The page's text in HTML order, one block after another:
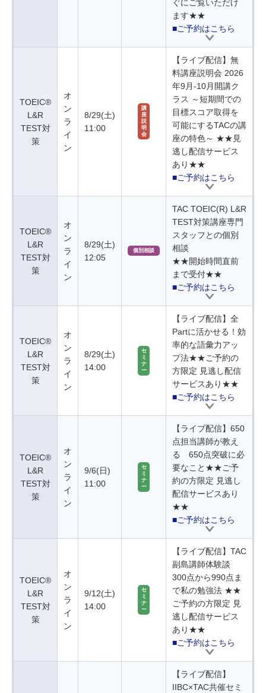
ぐにご覧いただけ
ます★★
■ご予約はこちら
TOEIC®
L&R
TEST対
策
オ
ン
ラ
イ
ン
8/29(土)
11:00
講
座
説
明
会
【ライブ配信】無
料講座説明会 2026
年9月-10月開講ク
ラス ～短期間での
目標スコア取得を
可能にするTACの講
座の特色～ ★★見
逃し配信サービス
あり★★
■ご予約はこちら
TOEIC®
L&R
TEST対
策
オ
ン
ラ
イ
ン
8/29(土)
12:05
個別相談
TAC TOEIC(R) L&R
TEST対策講座専門
スタッフとの個別
相談
★★開始時間直前
まで受付★★
■ご予約はこちら
TOEIC®
L&R
TEST対
策
オ
ン
ラ
イ
ン
8/29(土)
14:00
セ
ミ
ナ
ー
【ライブ配信】全
Partに活かせる！効
率的な語彙力アッ
プ法★★ご予約の
方限定 見逃し配信
サービスあり★★
■ご予約はこちら
TOEIC®
L&R
TEST対
策
オ
ン
ラ
イ
ン
9/6(日)
11:00
セ
ミ
ナ
ー
【ライブ配信】650
点担当講師が教え
る 650点突破に必
要なこと★★ご予
約の方限定 見逃し
配信サービスあり
★★
■ご予約はこちら
TOEIC®
L&R
TEST対
策
オ
ン
ラ
イ
ン
9/12(土)
14:00
セ
ミ
ナ
ー
【ライブ配信】TAC
副島講師体験談
300点から990点ま
で私の勉強法 ★★
ご予約の方限定 見
逃し配信サービス
あり★★
■ご予約はこちら
【ライブ配信】
IIBC×TAC共催セミ